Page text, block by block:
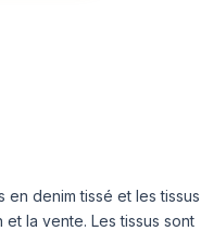
en denim tissé et les tissus
la vente. Les tissus sont